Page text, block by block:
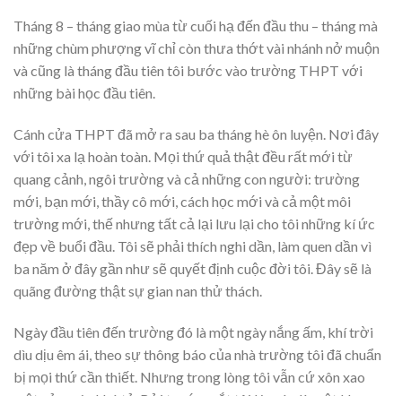
Tháng 8 – tháng giao mùa từ cuối hạ đến đầu thu – tháng mà
những chùm phượng vĩ chỉ còn thưa thớt vài nhánh nở muộn
và cũng là tháng đầu tiên tôi bước vào trường THPT với
những bài học đầu tiên.
Cánh cửa THPT đã mở ra sau ba tháng hè ôn luyện. Nơi đây
với tôi xa lạ hoàn toàn. Mọi thứ quả thật đều rất mới từ
quang cảnh, ngôi trường và cả những con người: trường
mới, bạn mới, thầy cô mới, cách học mới và cả một môi
trường mới, thế nhưng tất cả lại lưu lại cho tôi những kí ức
đẹp về buổi đầu. Tôi sẽ phải thích nghi dần, làm quen dần vì
ba năm ở đây gần như sẽ quyết định cuộc đời tôi. Đây sẽ là
quãng đường thật sự gian nan thử thách.
Ngày đầu tiên đến trường đó là một ngày nắng ấm, khí trời
dìu dịu êm ái, theo sự thông báo của nhà trường tôi đã chuẩn
bị mọi thứ cần thiết. Nhưng trong lòng tôi vẫn cứ xôn xao